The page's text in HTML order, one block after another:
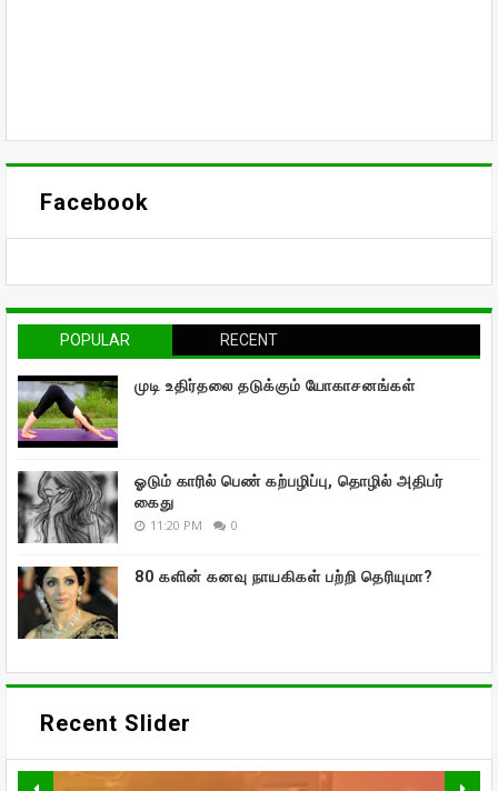
Facebook
POPULAR RECENT
முடி உதிர்தலை தடுக்கும் யோகாசனங்கள்
ஓடும் காரில் பெண் கற்பழிப்பு, தொழில் அதிபர்
கைது
11:20 PM 0
80 களின் கனவு நாயகிகள் பற்றி தெரியுமா?
Recent Slider